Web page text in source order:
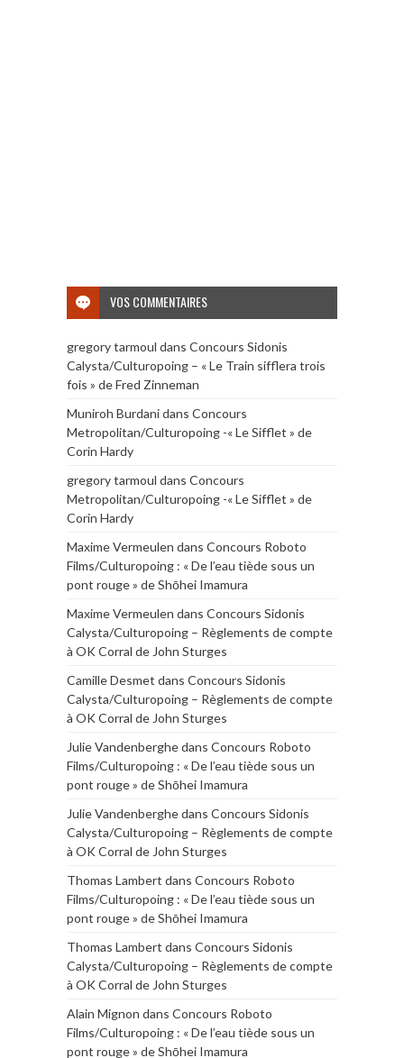
VOS COMMENTAIRES
gregory tarmoul dans Concours Sidonis
Calysta/Culturopoing – « Le Train sifflera trois
fois » de Fred Zinneman
Muniroh Burdanidans Concours
Metropolitan/Culturopoing -« Le Sifflet » de
Corin Hardy
gregory tarmoul dans Concours
Metropolitan/Culturopoing -« Le Sifflet » de
Corin Hardy
Maxime Vermeulen dans Concours Roboto
Films/Culturopoing : « De l’eau tiède sous un
pont rouge » de Shōhei Imamura
Maxime Vermeulen dans Concours Sidonis
Calysta/Culturopoing – Règlements de compte
à OK Corral de John Sturges
Camille Desmet dans Concours Sidonis
Calysta/Culturopoing – Règlements de compte
à OK Corral de John Sturges
Julie Vandenberghedans Concours Roboto
Films/Culturopoing : « De l’eau tiède sous un
pont rouge » de Shōhei Imamura
Julie Vandenberghedans Concours Sidonis
Calysta/Culturopoing – Règlements de compte
à OK Corral de John Sturges
Thomas Lambert dans Concours Roboto
Films/Culturopoing : « De l’eau tiède sous un
pont rouge » de Shōhei Imamura
Thomas Lambert dans Concours Sidonis
Calysta/Culturopoing – Règlements de compte
à OK Corral de John Sturges
Alain Mignon dans Concours Roboto
Films/Culturopoing : « De l’eau tiède sous un
pont rouge » de Shōhei Imamura